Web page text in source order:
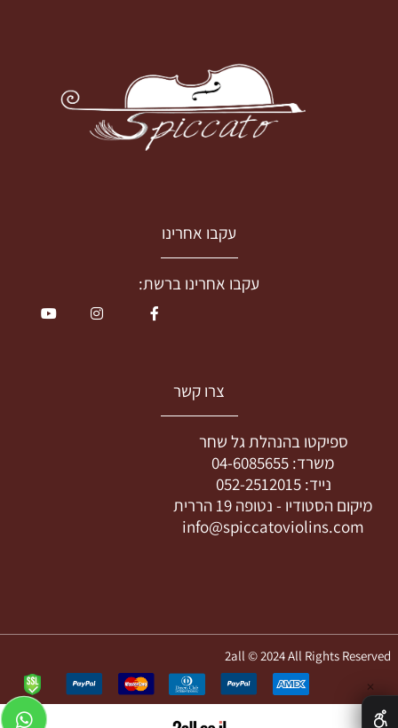
עקבו אחרינו
עקבו אחרינו ברשת:
צרו קשר
ספיקטו בהנהלת גל שחר
משרד: 04-6085655
נייד:052-2512015
מיקום הסטודיו - נטופה 19 הררית
info@spiccatoviolins.com
2all © 2024 All Rights Reserved
✕